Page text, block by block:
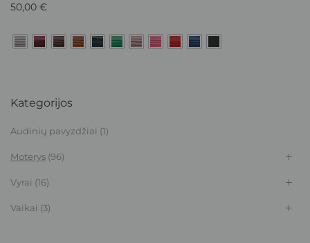
50,00 €
Kategorijos
Audinių pavyzdžiai (1)
Moterys (96)
Vyrai (16)
Vaikai (3)